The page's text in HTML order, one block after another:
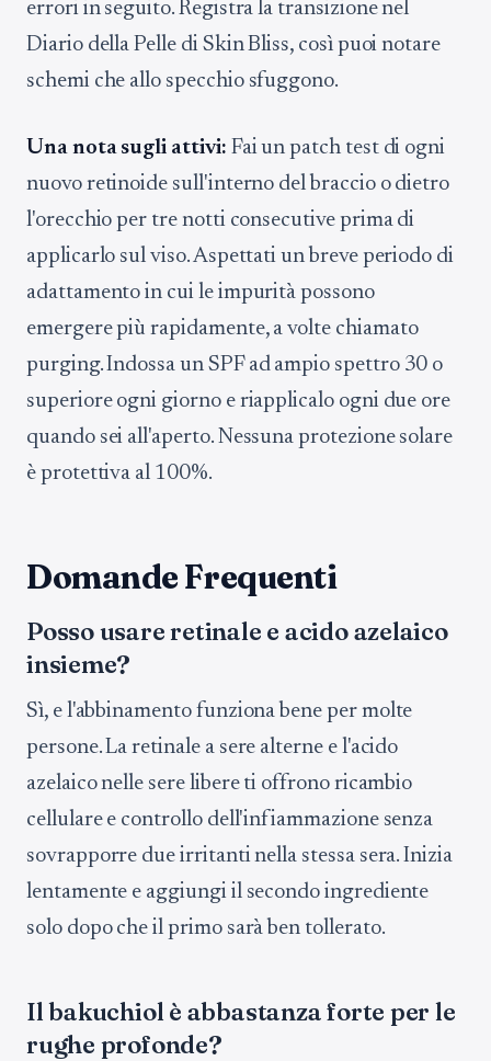
errori in seguito. Registra la transizione nel
Diario della Pelle di Skin Bliss, così puoi notare
schemi che allo specchio sfuggono.
Una nota sugli attivi: Fai un patch test di ogni
nuovo retinoide sull'interno del braccio o dietro
l'orecchio per tre notti consecutive prima di
applicarlo sul viso. Aspettati un breve periodo di
adattamento in cui le impurità possono
emergere più rapidamente, a volte chiamato
purging. Indossa un SPF ad ampio spettro 30 o
superiore ogni giorno e riapplicalo ogni due ore
quando sei all'aperto. Nessuna protezione solare
è protettiva al 100%.
Domande Frequenti
Posso usare retinale e acido azelaico
insieme?
Sì, e l'abbinamento funziona bene per molte
persone. La retinale a sere alterne e l'acido
azelaico nelle sere libere ti offrono ricambio
cellulare e controllo dell'infiammazione senza
sovrapporre due irritanti nella stessa sera. Inizia
lentamente e aggiungi il secondo ingrediente
solo dopo che il primo sarà ben tollerato.
Il bakuchiol è abbastanza forte per le
rughe profonde?